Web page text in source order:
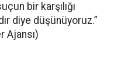
bir karşılığı
diye düşünüyoruz.”
Ajansı)